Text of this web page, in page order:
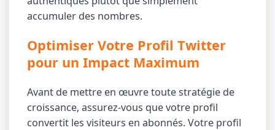
accumuler des nombres.
Optimiser Votre Profil Twitter
pour un Impact Maximum
Avant de mettre en œuvre toute stratégie de
croissance, assurez-vous que votre profil
convertit les visiteurs en abonnés. Votre profil